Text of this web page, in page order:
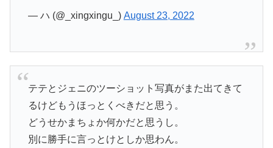
— ハ (@_xingxingu_) August 23, 2022
テテとジェニのツーショット写真がまた出てきて
るけどもうほっとくべきだと思う。
どうせかまちょか何かだと思うし。
別に勝手に言っとけとしか思わん。